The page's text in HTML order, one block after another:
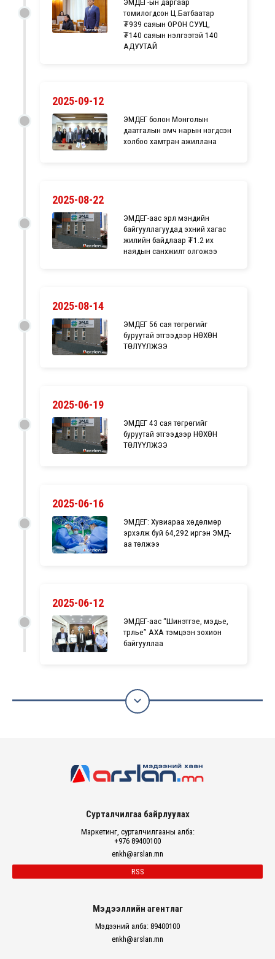
ЭМДЕГ-ын даргаар
томилогдсон Ц.Батбаатар
₮939 саяын ОРОН СУУЦ,
₮140 саяын үнэлгээтэй 140
АДУУТАЙ
2025-09-12
ЭМДЕГ болон Монголын
даатгалын эмч нарын нэгдсэн
холбоо хамтран ажиллана
2025-08-22
ЭМДЕГ-аас эрүүл мэндийн
байгууллагуудад эхний хагас
жилийн байдлаар ₮1.2 их
наядын санхүүжилт олгожээ
2025-08-14
ЭМДЕГ 56 сая төгрөгийг
буруутай этгээдээр НӨХӨН
ТӨЛҮҮЛЖЭЭ
2025-06-19
ЭМДЕГ 43 сая төгрөгийг
буруутай этгээдээр НӨХӨН
ТӨЛҮҮЛЖЭЭ
2025-06-16
ЭМДЕГ: Хувиараа хөдөлмөр
эрхэлж буй 64,292 иргэн ЭМД-
аа төлжээ
2025-06-12
ЭМДЕГ-аас “Шинэтгэе, мэдье,
түрүүлье” АХА тэмцээн зохион
байгууллаа

Сурталчилгаа байрлуулах
Маркетинг, сурталчилгааны алба:
+976 89400100
enkh@arslan.mn
RSS
Мэдээллийн агентлаг
Мэдээний алба: 89400100
enkh@arslan.mn